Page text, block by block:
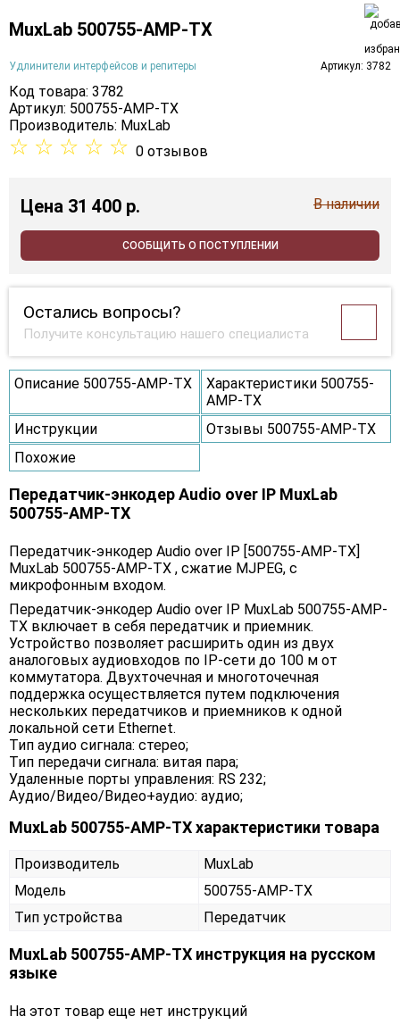
MuxLab 500755-AMP-TX
Удлинители интерфейсов и репитеры Артикул: 3782
Код товара: 3782
Артикул: 500755-AMP-TX
Производитель: MuxLab
☆ ☆ ☆ ☆ ☆ 0 отзывов
Цена 31 400 p. В наличии
СООБЩИТЬ О ПОСТУПЛЕНИИ
Остались вопросы?
Получите консультацию нашего специалиста
Описание 500755-AMP-TX
Характеристики 500755-
AMP-TX
Инструкции
Отзывы 500755-AMP-TX
Похожие
Передатчик-энкодер Audio over IP MuxLab
500755-AMP-TX
Передатчик-энкодер Audio over IP [500755-AMP-TX]
MuxLab 500755-AMP-TX , сжатие MJPEG, с
микрофонным входом.
Передатчик-энкодер Audio over IP MuxLab 500755-AMP-
TX включает в себя передатчик и приемник.
Устройство позволяет расширить один из двух
аналоговых аудиовходов по IP-сети до 100 м от
коммутатора. Двухточечная и многоточечная
поддержка осуществляется путем подключения
нескольких передатчиков и приемников к одной
локальной сети Ethernet.
Тип аудио сигнала: стерео;
Тип передачи сигнала: витая пара;
Удаленные порты управления: RS 232;
Аудио/Видео/Видео+аудио: аудио;
MuxLab 500755-AMP-TX характеристики товара
Производитель
MuxLab
Модель
500755-AMP-TX
Тип устройства
Передатчик
MuxLab 500755-AMP-TX инструкция на русском
языке
На этот товар еще нет инструкций